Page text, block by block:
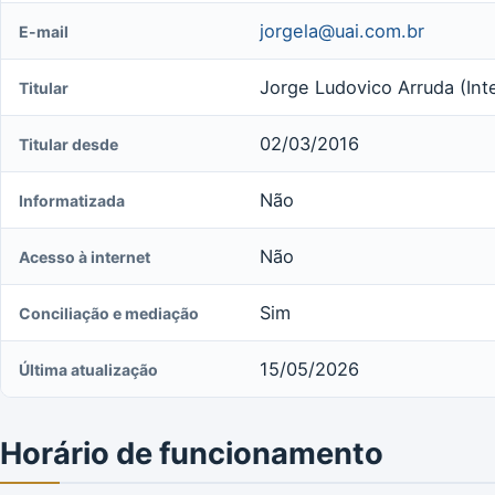
E-mail jorgela@uai.com.br
Titular Jorge Ludovico Arruda
Titular desde 02/03/2016
Informatizada Não
Acesso à internet Não
Conciliação e mediação Sim
Última atualização 15/05/2026
Horário de funcionamento